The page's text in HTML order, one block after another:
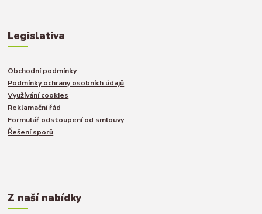
Legislativa
Obchodní podmínky
Podmínky ochrany osobních údajů
Využívání cookies
Reklamační řád
Formulář odstoupení od smlouvy
Řešení sporů
Z naší nabídky